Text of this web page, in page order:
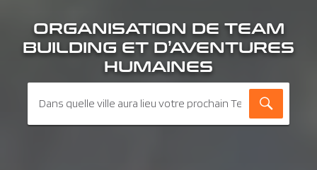
ORGANISATION DE TEAM
BUILDING ET D’AVENTURES
HUMAINES